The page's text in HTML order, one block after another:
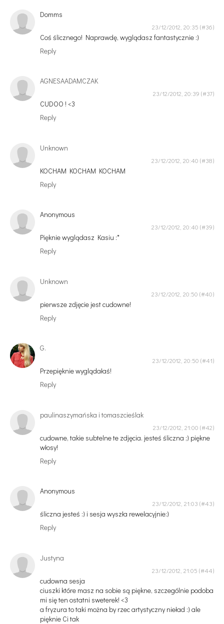
Domms
23/12/2012, 20:35
Coś ślicznego! Naprawdę, wyglądasz fantastycznie :)
Reply
AGNESAADAMCZAK
23/12/2012, 20:39
CUDOO ! <3
Reply
Unknown
23/12/2012, 20:40
KOCHAM KOCHAM KOCHAM
Reply
Anonymous
23/12/2012, 20:40
Pięknie wyglądasz Kasiu :*
Reply
Unknown
23/12/2012, 20:50
pierwsze zdjęcie jest cudowne!
Reply
G.
23/12/2012, 20:50
Przepięknie wyglądałaś!
Reply
paulinaszymańska i tomaszcieślak
23/12/2012, 21:00
cudowne, takie subtelne te zdjęcia. jesteś śliczna ;) piękne
włosy!
Reply
Anonymous
23/12/2012, 21:03
śliczna jesteś :) i sesja wyszła rewelacyjnie:)
Reply
Justyna
23/12/2012, 21:05
cudowna sesja
ciuszki które masz na sobie są piękne, szczególnie podoba
mi się ten ostatni sweterek! <3
a fryzura to taki można by rzec artystyczny nieład :) ale
pięknie Ci tak